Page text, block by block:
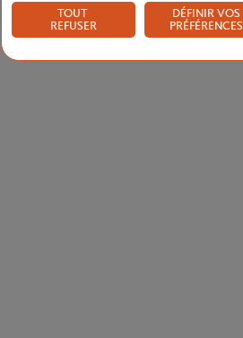
TOUT
REFUSER
DÉFINIR VOS
PRÉFÉRENCES